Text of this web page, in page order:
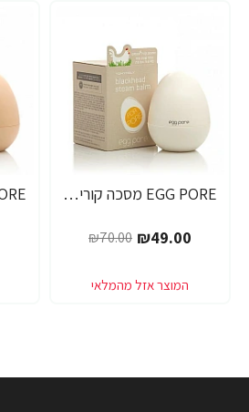
-30% EGG PORE מסכה קוריאנית לניקוי ראשים שחורים 30 גרם - מבית Tony Moly
₪49.00
₪70.00
-34%